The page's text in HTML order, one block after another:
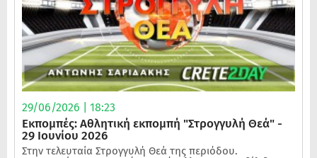
29/06/2026 | 18:23
Εκπομπές: Αθλητική εκπομπή "Στρογγυλή Θεά" -
29 Ιουνίου 2026
Στην τελευταία Στρογγυλή Θεά της περιόδου.